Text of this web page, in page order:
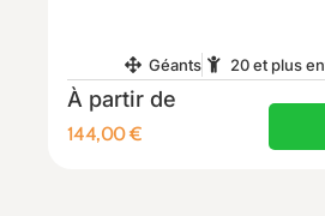
Géants 20 et plus
À partir de
144,00€